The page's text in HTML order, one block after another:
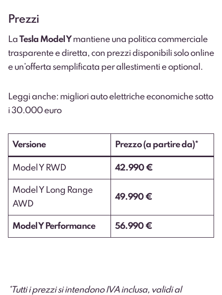
Prezzi
La Tesla Model Y mantiene una politica commerciale
trasparente e diretta, con prezzi disponibili solo online
e un’offerta semplificata per allestimenti e optional.
Leggi anche: migliori auto elettriche economiche sotto
i 30.000 euro
Versione Prezzo (a partire da)*
Model Y RWD 42.990 €
Model Y Long Range
AWD
49.990 €
Model Y Performance 56.990 €
*Tutti i prezzi si intendono IVA inclusa, validi al